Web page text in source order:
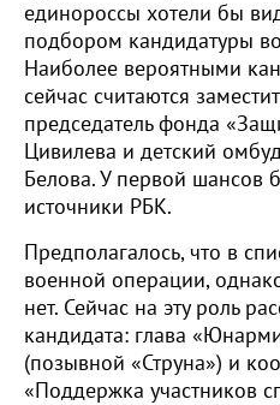
единороссы хотели бы
подбором кандидатуры
Наиболее вероятными
сейчас считаются
председатель фонда
Цивилева и детский
Белова. У первой шансов
источники РБК.
Предполагалось, что в
военной операции,
нет. Сейчас на эту роль
кандидата: глава
(позывной «Струна») и
«Поддержка участников